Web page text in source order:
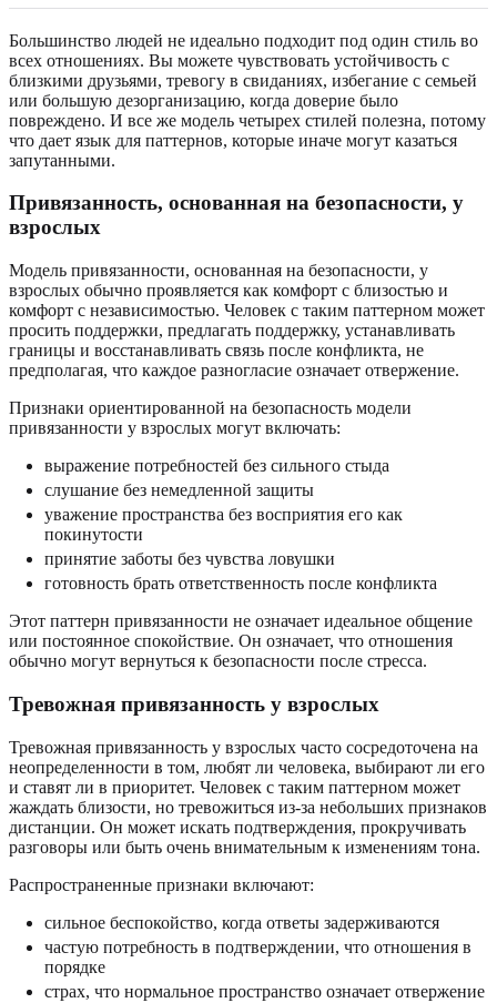
Большинство людей не идеально подходит под один стиль во
всех отношениях. Вы можете чувствовать устойчивость с
близкими друзьями, тревогу в свиданиях, избегание с семьей
или большую дезорганизацию, когда доверие было
повреждено. И все же модель четырех стилей полезна, потому
что дает язык для паттернов, которые иначе могут казаться
запутанными.
Привязанность, основанная на безопасности, у
взрослых
Модель привязанности, основанная на безопасности, у
взрослых обычно проявляется как комфорт с близостью и
комфорт с независимостью. Человек с таким паттерном может
просить поддержки, предлагать поддержку, устанавливать
границы и восстанавливать связь после конфликта, не
предполагая, что каждое разногласие означает отвержение.
Признаки ориентированной на безопасность модели
привязанности у взрослых могут включать:
выражение потребностей без сильного стыда
слушание без немедленной защиты
уважение пространства без восприятия его как
покинутости
принятие заботы без чувства ловушки
готовность брать ответственность после конфликта
Этот паттерн привязанности не означает идеальное общение
или постоянное спокойствие. Он означает, что отношения
обычно могут вернуться к безопасности после стресса.
Тревожная привязанность у взрослых
Тревожная привязанность у взрослых часто сосредоточена на
неопределенности в том, любят ли человека, выбирают ли его
и ставят ли в приоритет. Человек с таким паттерном может
жаждать близости, но тревожиться из-за небольших признаков
дистанции. Он может искать подтверждения, прокручивать
разговоры или быть очень внимательным к изменениям тона.
Распространенные признаки включают:
сильное беспокойство, когда ответы задерживаются
частую потребность в подтверждении, что отношения в
порядке
страх, что нормальное пространство означает отвержение